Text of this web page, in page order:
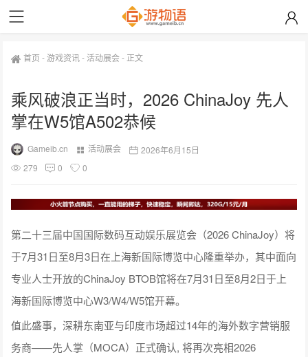
首页 -游戏资讯-活动展会- 正文
乘风破浪正当时，2026 ChinaJoy 先人
掌在W5馆A502恭候
Gameib.cn 活动展会
2026年6月15日
279
0 0
第二十三届中国国际数码互动娱乐展览会（2026 ChinaJoy）将
于7月31日至8月3日在上海新国际博览中心隆重举办，其中面向
专业人士开放的ChinaJoy BTOB馆将在7月31日至8月2日于上
海新国际博览中心W3/W4/W5馆开幕。
值此盛事，深耕东南亚与印度市场超过14年的海外数字营销服
务商——先人掌（MOCA）正式确认, 将再次亮相2026